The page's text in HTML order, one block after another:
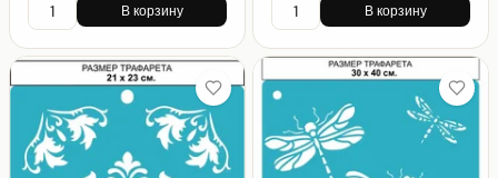
В корзину В корзину